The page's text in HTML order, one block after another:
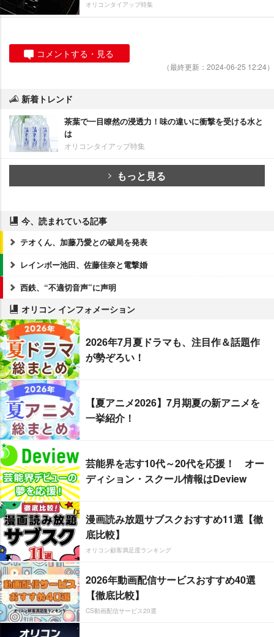
オリコンタイアップ特集
コメントする・見る
（最終更新：2024-06-25 12:24）
新着トレンド
茶葉で一目瞭然の浸透力！味の違いに衝撃を受ける水と
は
オリコンタイアップ特集
もっと見る
今、読まれている記事
テオくん、加藤乃愛との破局を発表
レインボー池田、佐藤佳奈と電撃婚
西鉄、“不適切音声”に声明
オリコン インフォメーション
2026年7月夏ドラマも、注目作＆話題作
が勢ぞろい！
【夏アニメ2026】7月期夏の新アニメを
一挙紹介！
芸能界を志す10代～20代を応援！ オー
ディション・スクール情報はDeview
漫画読み放題サブスクおすすめ11選【徹
底比較】
オリコン顧客満足度ランキング
2026年動画配信サービスおすすめ40選
【徹底比較】
CS動画配信サービス20選